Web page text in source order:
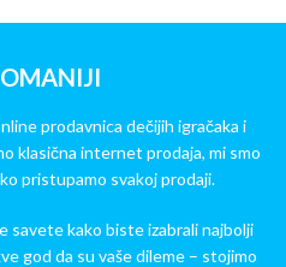
prodavnica dečijih igračaka i
klasična internet prodaja, mi smo
pristupamo svakoj prodaji.
savete kako biste izabrali najbolji
god da su vaše dileme – stojimo